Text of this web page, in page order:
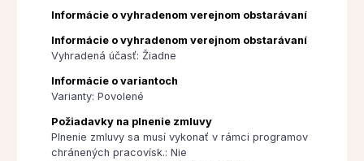
Informácie o vyhradenom verejnom obstarávaní
Informácie o vyhradenom verejnom obstarávaní
Vyhradená účasť: Žiadne
Informácie o variantoch
Varianty: Povolené
Požiadavky na plnenie zmluvy
Plnenie zmluvy sa musí vykonať v rámci programov
chránených pracovísk.: Nie